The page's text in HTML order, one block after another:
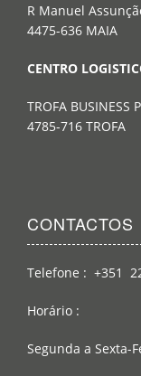
R Manuel
4475-636 MAIA
CENTRO
TROFA BUSINESS
4785-716 TROFA
CONTACTOS
Telefone : +351
Horário :
Segunda a